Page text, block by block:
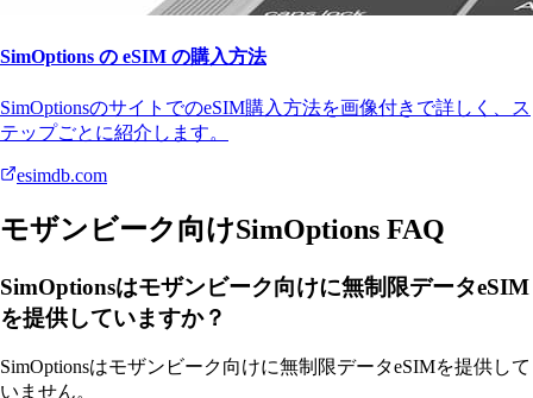
SimOptions の eSIM の購入方法
SimOptionsのサイトでのeSIM購入方法を画像付きで詳しく、ス
テップごとに紹介します。
esimdb.com
モザンビーク向けSimOptions FAQ
SimOptionsはモザンビーク向けに無制限データeSIM
を提供していますか？
SimOptionsはモザンビーク向けに無制限データeSIMを提供して
いません。